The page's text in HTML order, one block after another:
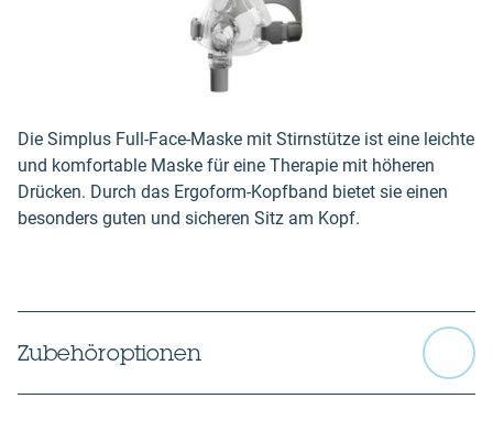
Die Simplus Full-Face-Maske mit Stirnstütze ist eine leichte
und komfortable Maske für eine Therapie mit höheren
Drücken. Durch das Ergoform-Kopfband bietet sie einen
besonders guten und sicheren Sitz am Kopf.
Zubehöroptionen